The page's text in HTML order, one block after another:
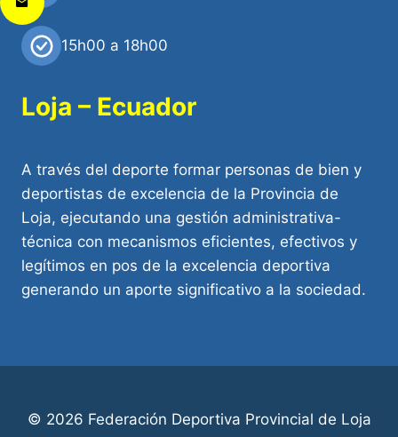
15h00 a 18h00
Loja – Ecuador
A través del deporte formar personas de bien y
deportistas de excelencia de la Provincia de
Loja, ejecutando una gestión administrativa-
técnica con mecanismos eficientes, efectivos y
legítimos en pos de la excelencia deportiva
generando un aporte significativo a la sociedad.
© 2026 Federación Deportiva Provincial de Loja